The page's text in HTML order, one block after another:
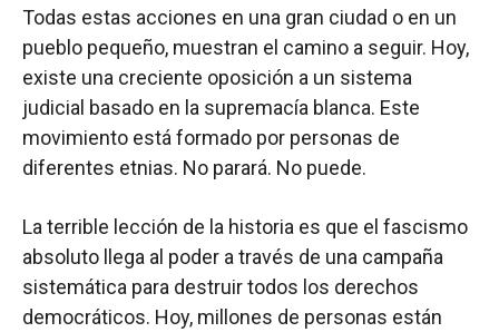
Todas estas acciones en una gran ciudad o en un
pueblo pequeño, muestran el camino a seguir. Hoy,
existe una creciente oposición a un sistema
judicial basado en la supremacía blanca. Este
movimiento está formado por personas de
diferentes etnias. No parará. No puede.
La terrible lección de la historia es que el fascismo
absoluto llega al poder a través de una campaña
sistemática para destruir todos los derechos
democráticos. Hoy, millones de personas están